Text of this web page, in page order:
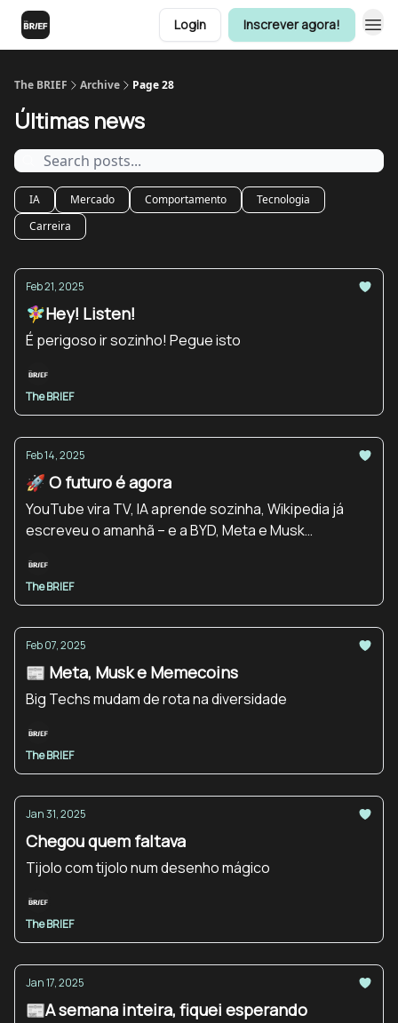
Login Inscrever agora!
The BRIEF Archive Page 28
Últimas news
IA Mercado Comportamento
Tecnologia
Carreira
Feb 21, 2025
🧚‍♀️Hey! Listen!
É perigoso ir sozinho! Pegue isto
The BRIEF
Feb 14, 2025
🚀 O futuro é agora
YouTube vira TV, IA aprende sozinha, Wikipedia já
escreveu o amanhã – e a BYD, Meta e Musk
The BRIEF
Feb 07, 2025
📰 Meta, Musk e Memecoins
Big Techs mudam de rota na diversidade
The BRIEF
Jan 31, 2025
Chegou quem faltava
Tijolo com tijolo num desenho mágico
The BRIEF
Jan 17, 2025
📰A semana inteira, fiquei esperando